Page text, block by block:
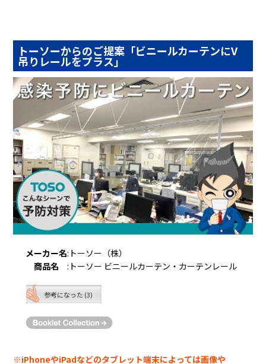
トーソーからのご提案「ビニールカーテンにV
吊りレールをプラス」
メーカー名: トーソー（株）
商品名
: トーソー ビニールカーテン・カーテンレール
参考になった (3)
※iPhoneやiPadなどのタブレット端末によっては画像や